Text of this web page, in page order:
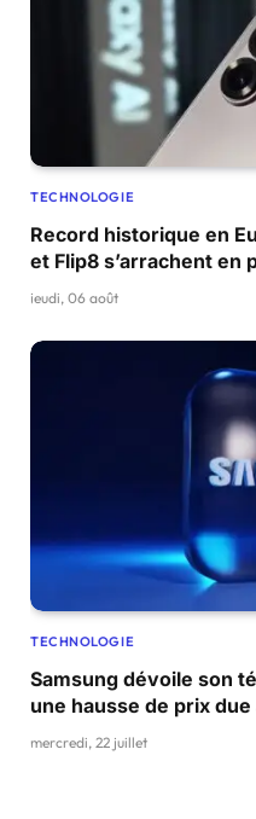
TECHNOLOGIE
Record historique en
et Flip8 s’arrachent en
jeudi, 06 août
TECHNOLOGIE
Samsung dévoile son
une hausse de prix
mercredi, 22 juillet